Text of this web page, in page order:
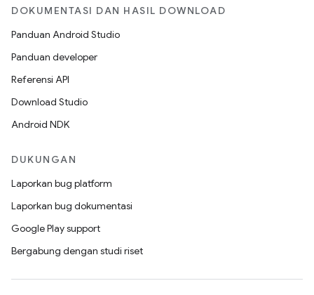
DOKUMENTASI DAN HASIL DOWNLOAD
Panduan Android Studio
Panduan developer
Referensi API
Download Studio
Android NDK
DUKUNGAN
Laporkan bug platform
Laporkan bug dokumentasi
Google Play support
Bergabung dengan studi riset